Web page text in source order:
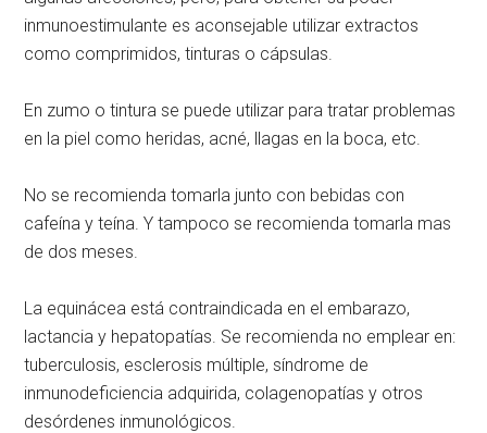
inmunoestimulante es aconsejable utilizar extractos
como comprimidos, tinturas o cápsulas.
En zumo o tintura se puede utilizar para tratar problemas
en la piel como heridas, acné, llagas en la boca, etc.
No se recomienda tomarla junto con bebidas con
cafeína y teína. Y tampoco se recomienda tomarla mas
de dos meses.
La equinácea está contraindicada en el embarazo,
lactancia y hepatopatías. Se recomienda no emplear en:
tuberculosis, esclerosis múltiple, síndrome de
inmunodeficiencia adquirida, colagenopatías y otros
desórdenes inmunológicos.